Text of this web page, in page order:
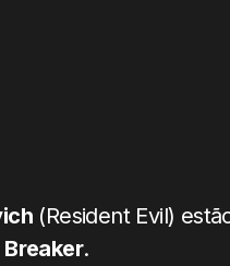
(Resident Evil)
.